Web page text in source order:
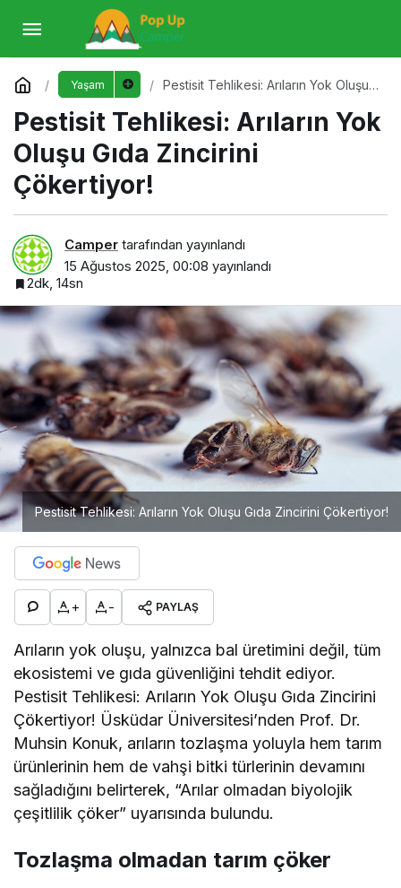
Yaşam
Pestisit Tehlikesi: Arıların Yok Oluşu
Pestisit Tehlikesi: Arıların Yok
Oluşu Gıda Zincirini
Çökertiyor!
Camper tarafından yayınlandı
15 Ağustos 2025, 00:08 yayınlandı
2dk, 14sn
Pestisit Tehlikesi: Arıların Yok Oluşu Gıda Zincirini Çökertiyor!
+ - PAYLAŞ
Arıların yok oluşu, yalnızca bal üretimini değil, tüm
ekosistemi ve gıda güvenliğini tehdit ediyor.
Pestisit Tehlikesi: Arıların Yok Oluşu Gıda Zincirini
Çökertiyor! Üsküdar Üniversitesi’nden Prof. Dr.
Muhsin Konuk, arıların tozlaşma yoluyla hem tarım
ürünlerinin hem de vahşi bitki türlerinin devamını
sağladığını belirterek, “Arılar olmadan biyolojik
çeşitlilik çöker” uyarısında bulundu.
Tozlaşma olmadan tarım çöker
Pestisit Tehlikesi: Arıların Yok Oluşu Gıda
Zincirini Çökertiyor!
Yorum Yap